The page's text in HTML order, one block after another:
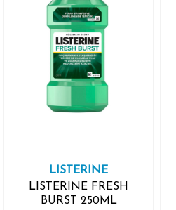
LISTERINE
LISTERINE FRESH
BURST 250ML